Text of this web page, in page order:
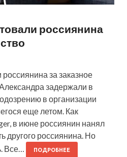
россиянина
за заказное
задержали в
в организации
еще летом. Как
в июне россиянин нанял
другого россиянина. Но
Все…
ПОДРОБНЕЕ